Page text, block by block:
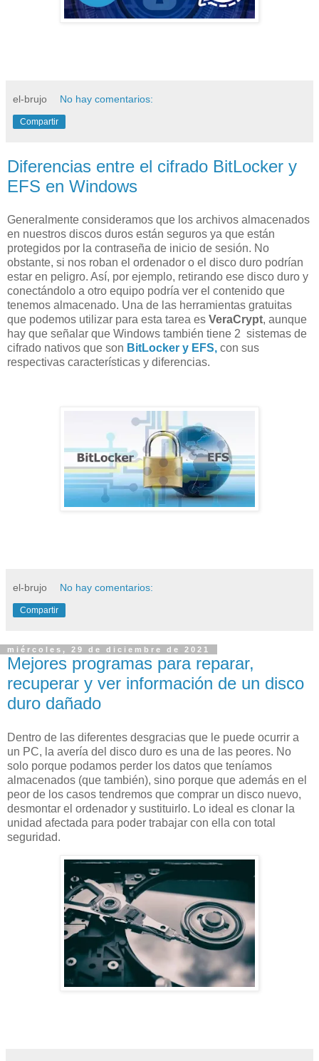
el-brujo No hay comentarios:
Compartir
Diferencias entre el cifrado BitLocker y
EFS en Windows
Generalmente consideramos que los archivos almacenados
en nuestros discos duros están seguros ya que están
protegidos por la contraseña de inicio de sesión. No
obstante, si nos roban el ordenador o el disco duro podrían
estar en peligro. Así, por ejemplo, retirando ese disco duro y
conectándolo a otro equipo podría ver el contenido que
tenemos almacenado. Una de las herramientas gratuitas
que podemos utilizar para esta tarea es VeraCrypt, aunque
hay que señalar que Windows también tiene 2 sistemas de
cifrado nativos que son BitLocker y EFS, con sus
respectivas características y diferencias.
el-brujo No hay comentarios:
Compartir
miércoles, 29 de diciembre de 2021
Mejores programas para reparar,
recuperar y ver información de un disco
duro dañado
Dentro de las diferentes desgracias que le puede ocurrir a
un PC, la avería del disco duro es una de las peores. No
solo porque podamos perder los datos que teníamos
almacenados (que también), sino porque que además en el
peor de los casos tendremos que comprar un disco nuevo,
desmontar el ordenador y sustituirlo. Lo ideal es clonar la
unidad afectada para poder trabajar con ella con total
seguridad.